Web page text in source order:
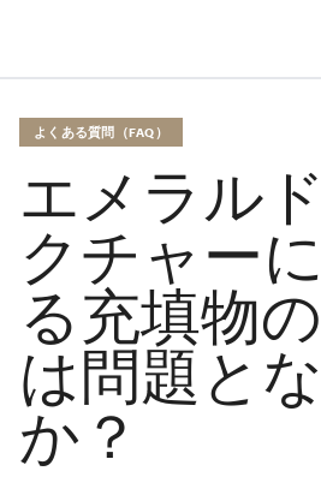
よくある質問（FAQ）
エメラル
クチャー
る充填物
は問題と
か？